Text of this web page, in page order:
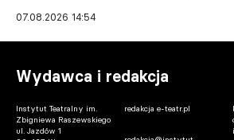
07.08.2026 14:54
Wydawca i redakcja
Instytut Teatralny im.
Zbigniewa Raszewskiego
ul. Jazdów 1
redakcja e-teatr.pl